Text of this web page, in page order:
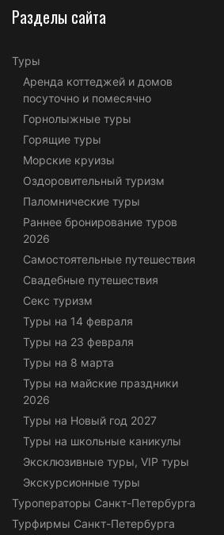
Разделы сайта
Туры
Аренда коттеджей и домов
посуточно и помесячно
Горнолыжные туры
Горящие туры
Морские круизы
Оздоровительный туризм
Паломнические туры
Раннее бронирование туров
2026
Самостоятельные путешествия
Свадебные путешествия
Секс туризм
Туры на 14 февраля
Туры на 23 февраля
Туры на 8 марта
Туры на майские праздники
2026
Туры на Новый год 2027
Туры на школьные каникулы
Эксклюзивные туры, VIP туры
Экскурсионные туры
Туроператоры Санкт-Петербурга
Турфирмы Санкт-Петербурга